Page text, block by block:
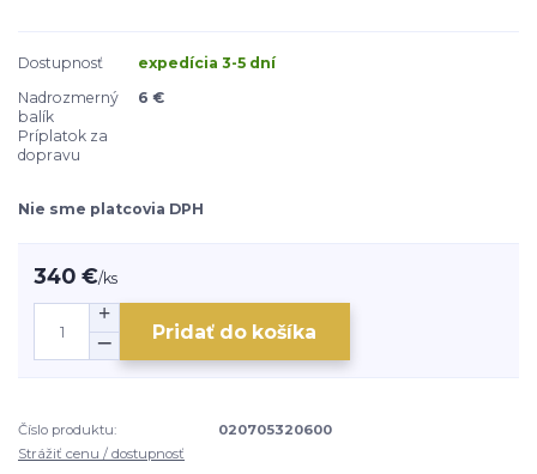
Dostupnosť
expedícia 3-5 dní
Nadrozmerný
balík
Príplatok za
dopravu
6 €
Nie sme platcovia DPH
340 €/ks
Pridať do košíka
Číslo produktu:
020705320600
Strážiť cenu / dostupnosť